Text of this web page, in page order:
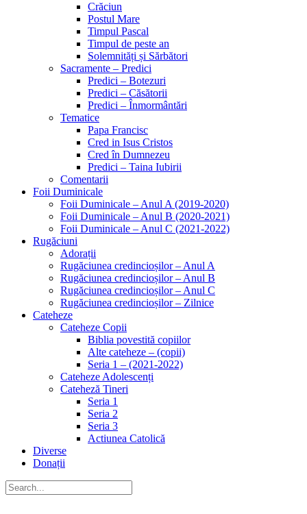
Crăciun
Postul Mare
Timpul Pascal
Timpul de peste an
Solemnități și Sărbători
Sacramente – Predici
Predici – Botezuri
Predici – Căsătorii
Predici – Înmormântări
Tematice
Papa Francisc
Cred in Isus Cristos
Cred în Dumnezeu
Predici – Taina Iubirii
Comentarii
Foii Duminicale
Foii Duminicale – Anul A (2019-2020)
Foii Duminicale – Anul B (2020-2021)
Foii Duminicale – Anul C (2021-2022)
Rugăciuni
Adorații
Rugăciunea credincioșilor – Anul A
Rugăciunea credincioșilor – Anul B
Rugăciunea credincioșilor – Anul C
Rugăciunea credincioșilor – Zilnice
Cateheze
Cateheze Copii
Biblia povestită copiilor
Alte cateheze – (copii)
Seria 1 – (2021-2022)
Cateheze Adolescenți
Cateheză Tineri
Seria 1
Seria 2
Seria 3
Actiunea Catolică
Diverse
Donații